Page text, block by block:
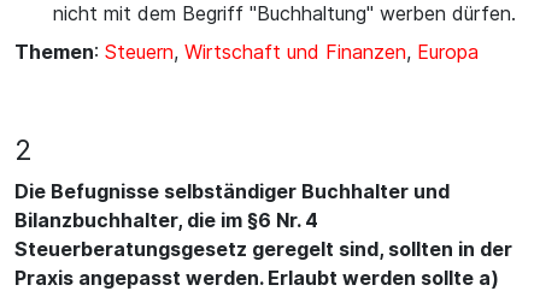
nicht mit dem Begriff "Buchhaltung" werben dürfen.
Themen: Steuern, Wirtschaft und Finanzen, Europa
2
Die Befugnisse selbständiger Buchhalter und
Bilanzbuchhalter, die im §6 Nr. 4
Steuerberatungsgesetz geregelt sind, sollten in der
Praxis angepasst werden. Erlaubt werden sollte a)